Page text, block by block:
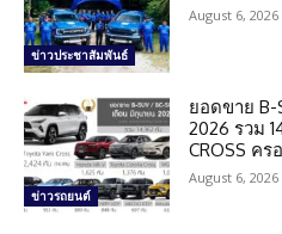
ข่าวประชาสัมพันธ์
August 6, 2026
ข่าวรถยนต์
ยอดขาย B-
2026 รวม
CROSS ค
August 6, 2026